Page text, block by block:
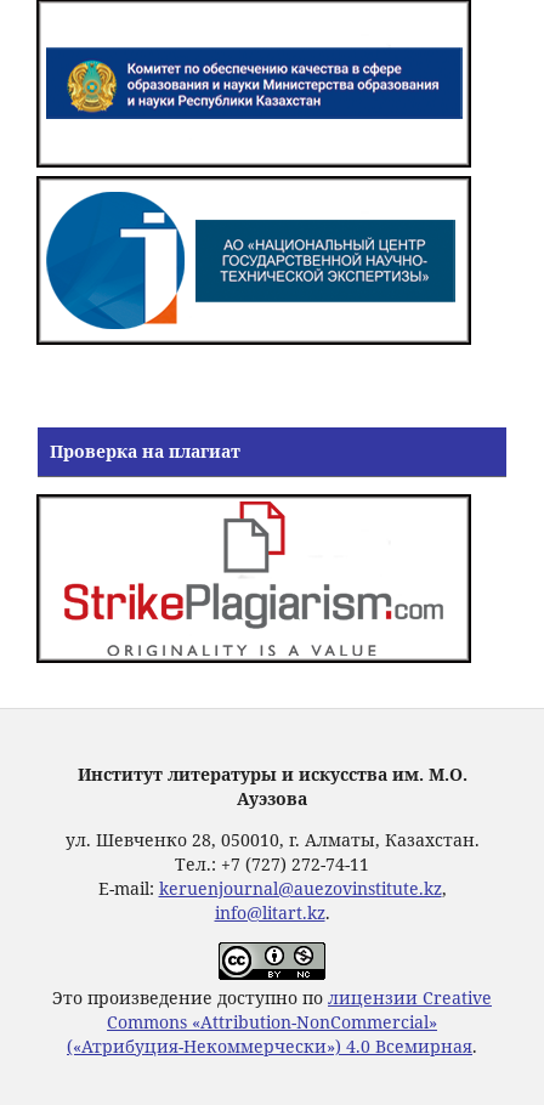
Проверка на плагиат
Институт литературы и искусства им. М.О.
Ауэзова
ул. Шевченко 28, 050010, г. Алматы, Казахстан.
Тел.: +7 (727) 272-74-11
E-mail: keruenjournal@auezovinstitute.kz,
info@litart.kz.
Это произведение доступно по лицензии Creative
Commons «Attribution-NonCommercial»
(«Атрибуция-Некоммерчески») 4.0 Всемирная.